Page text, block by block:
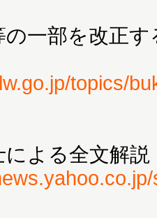
一部を改正
topics/
による全文解